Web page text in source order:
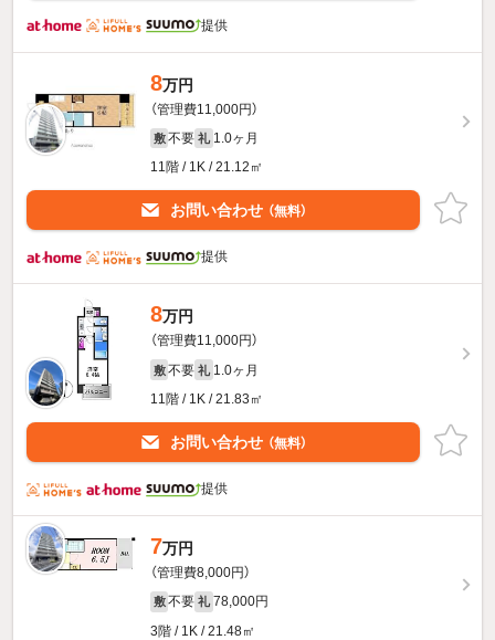
提供
8万円
（管理費11,000円）
敷 不要 礼 1.0ヶ月
11階 / 1K / 21.12㎡
お問い合わせ （無料）
提供
8万円
（管理費11,000円）
敷 不要 礼 1.0ヶ月
11階 / 1K / 21.83㎡
お問い合わせ （無料）
提供
7万円
（管理費8,000円）
敷 不要 礼 78,000円
3階 / 1K / 21.48㎡